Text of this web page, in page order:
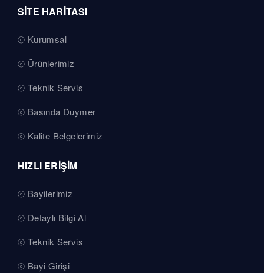
SİTE HARİTASI
Kurumsal
Ürünlerimiz
Teknik Servis
Basında Duymer
Kalite Belgelerimiz
HIZLI ERİŞİM
Bayilerimiz
Detaylı Bilgi Al
Teknik Servis
Bayi Girişi